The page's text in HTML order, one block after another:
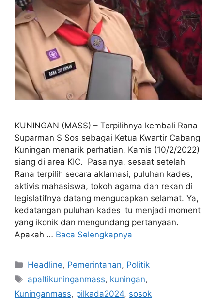
KUNINGAN (MASS) – Terpilihnya kembali Rana
Suparman S Sos sebagai Ketua Kwartir Cabang
Kuningan menarik perhatian, Kamis (10/2/2022)
siang di area KIC. Pasalnya, sesaat setelah
Rana terpilih secara aklamasi, puluhan kades,
aktivis mahasiswa, tokoh agama dan rekan di
legislatifnya datang mengucapkan selamat. Ya,
kedatangan puluhan kades itu menjadi moment
yang ikonik dan mengundang pertanyaan.
Apakah … Baca Selengkapnya
Kategori
Headline, Pemerintahan, Politik
Tag
apaltikuninganmass, kuningan,
Kuninganmass, pilkada2024, sosok